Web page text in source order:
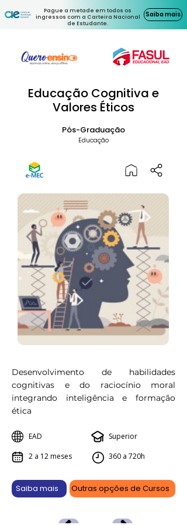
Pague a metade em todos os
ingressos com a Carteira Nacional
de Estudante.
Saiba mais
Educação Cognitiva e
Valores Éticos
Pós-Graduação
Educação
Desenvolvimento de habilidades
cognitivas e do raciocínio moral
integrando inteligência e formação
ética
EAD
2 a 12 meses
Superior
360 a 720h
Saiba mais Outras opções de Cursos